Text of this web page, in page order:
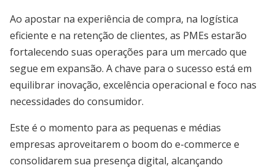
Ao apostar na experiência de compra, na logística
eficiente e na retenção de clientes, as PMEs estarão
fortalecendo suas operações para um mercado que
segue em expansão. A chave para o sucesso está em
equilibrar inovação, excelência operacional e foco nas
necessidades do consumidor.
Este é o momento para as pequenas e médias
empresas aproveitarem o boom do e-commerce e
consolidarem sua presença digital, alcançando